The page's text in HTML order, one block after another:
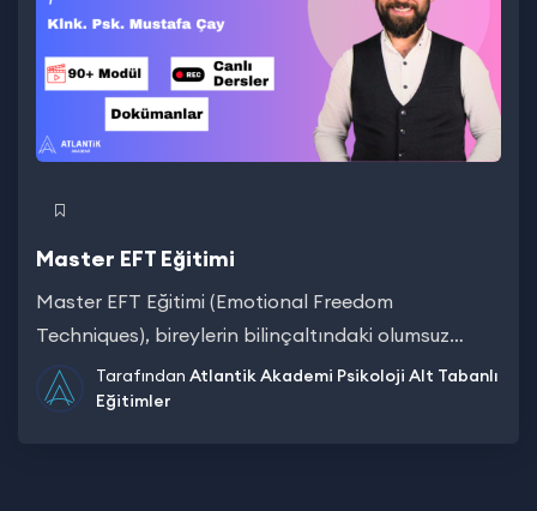
Master EFT Eğitimi
Master EFT Eğitimi (Emotional Freedom
Techniques), bireylerin bilinçaltındaki olumsuz
duygu,…Tarafından Atlantik Akademi Psikoloji Alt Tabanlı
Eğitimler